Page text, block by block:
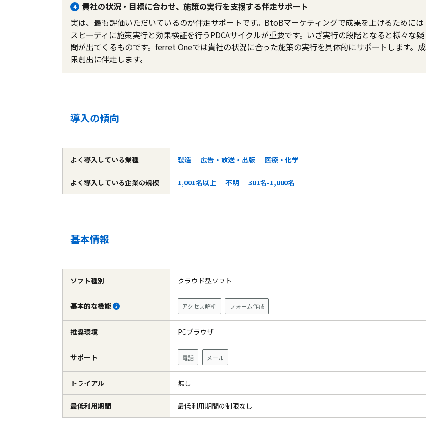
4
貴社の状況・目標に合わせ、施策の実行を支援する伴走サポート
実は、最も評価いただいているのが伴走サポートです。BtoBマーケティングで成果を上げるためには
スピーディに施策実行と効果検証を行うPDCAサイクルが重要です。いざ実行の段階となると様々な疑
問が出てくるものです。ferret Oneでは貴社の状況に合った施策の実行を具体的にサポートします。成
果創出に伴走します。
導入の傾向
よく導入している業種 製造 広告・放送・出版 医療・化学
よく導入している企業の規模 1,001名以上 不明 301名-1,000名
基本情報
ソフト種別 クラウド型ソフト
基本的な機能 アクセス解析 フォーム作成
推奨環境 PCブラウザ
サポート 電話 メール
トライアル 無し
最低利用期間 最低利用期間の制限なし